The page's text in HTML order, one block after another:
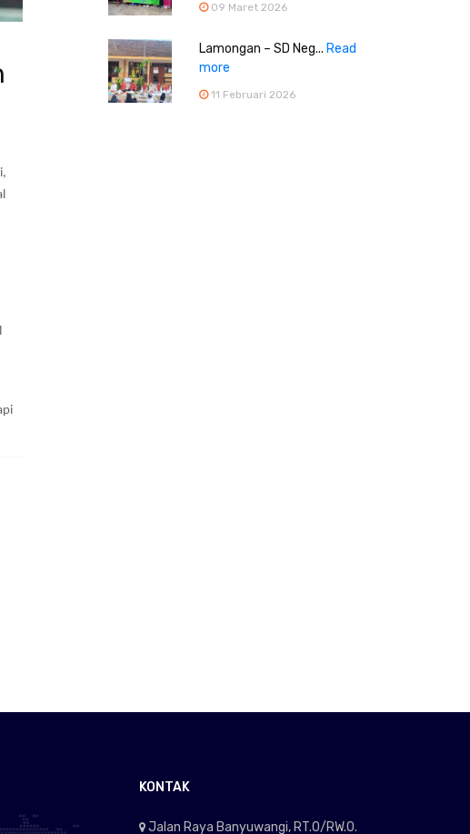
09 Maret 2026
Lamongan – SD Neg... Read
more
11 Februari 2026
KONTAK
Jalan Raya Banyuwangi, RT.0/RW.0.